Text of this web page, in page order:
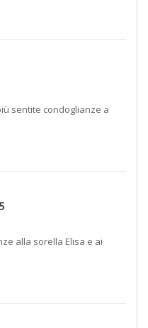
sentite condoglianze a
alla sorella Elisa e ai